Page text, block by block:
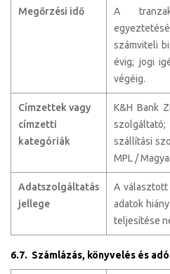
Megőrzési idő
A
számviteli
évig; jogi
végéig.
Címzettek vagy
címzetti
kategóriák
K&H Bank
szállítási
MPL /
Adatszolgáltatás
jellege
A
adatok
teljesítése
6.7. Számlázás, könyvelés és